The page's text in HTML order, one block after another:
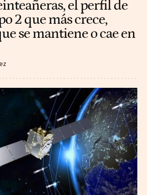
el perfil de
2 que más crece,
se mantiene o cae en